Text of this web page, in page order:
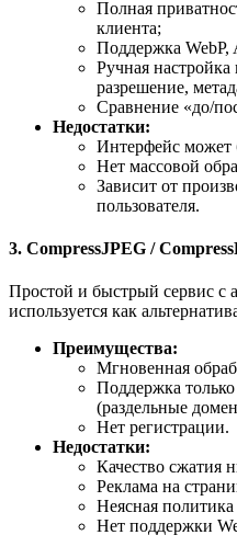
Полная
клиента;
Поддержка WebP,
Ручная настройка
разрешение,
Сравнение «до/
Недостатки:
Интерфейс может
Нет массовой
Зависит от
пользователя.
3. CompressJPEG /
Простой и быстрый сервис с
используется как
Преимущества:
Мгновенная
Поддержка
(раздельные
Нет регистрации.
Недостатки:
Качество сжатия
Реклама на
Неясная
Нет поддержки